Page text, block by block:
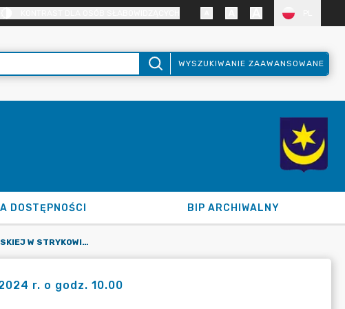
WYSZUKIWANIE ZAAWANSOWANE
DOSTĘPNOŚCI BIP ARCHIWALNY
VIII SESJA RADY MIEJSKIEJ W STRYKOWIE 24 WRZEŚNIA 2024 R. O GODZ. 10.00
r. o godz. 10.00